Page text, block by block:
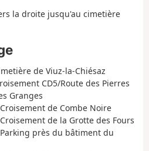
la droite jusqu'au cimetière
de Viuz-la-Chiésaz
CD5/Route des Pierres
Granges
de Combe Noire
de la Grotte des Fours
près du bâtiment du